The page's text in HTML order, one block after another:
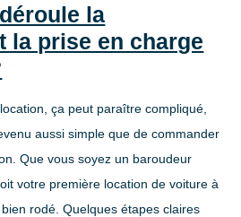
la
la prise en charge
ça peut paraître compliqué,
aussi simple que de commander
Que vous soyez un baroudeur
votre première location de voiture à
bien rodé. Quelques étapes claires